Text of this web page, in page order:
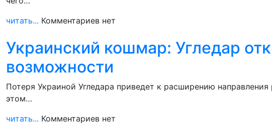
читать... Комментариев нет
Украинский кошмар: Угледар
возможности
Потеря Украиной Угледара приведет к расширению
этом…
читать... Комментариев нет